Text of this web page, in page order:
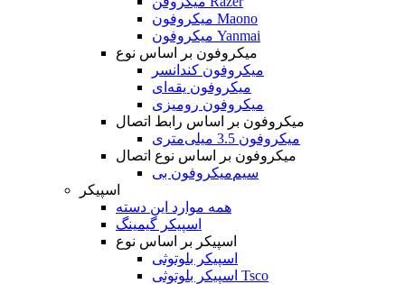
میکروفون Maono
میکروفون Yanmai
میکروفون بر اساس نوع
میکروفون کندانسر
میکروفون یقه‌ای
میکروفون رومیزی
میکروفون بر اساس رابط اتصال
میکروفون 3.5 میلی‌متری
میکروفون بر اساس نوع اتصال
میکروفون بی‌‎سیم
اسپیکر
همه موارد این دسته
اسپیکر گیمینگ
اسپیکر بر اساس نوع
اسپیکر بلوتوثی
اسپیکر بلوتوثی Tsco